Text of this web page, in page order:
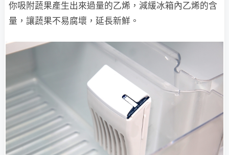
你吸附蔬果產生出來過量的乙烯，減緩冰箱內乙烯的含
量，讓蔬果不易腐壞，延長新鮮。